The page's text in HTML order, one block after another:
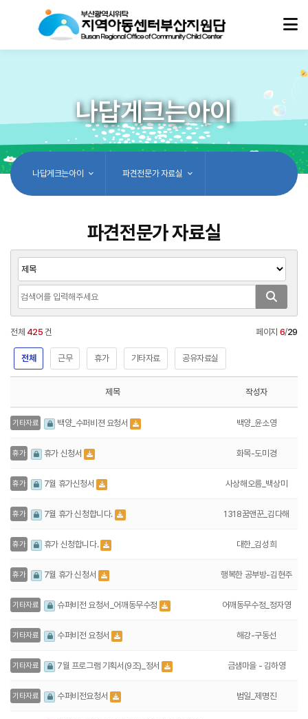
나답게크는아이
나답게크는아이 파견전문가 자료실
파견전문가 자료실
전체 425 건 페이지 6/29
전체 근무 휴가 기타자료 공유자료실
제목 작성자
기타자료 백양_수퍼비젼 요청서 백양_윤소영
휴가 휴가 신청서 화목-도미경
휴가 7월 휴가신청서 사상해오름_백상미
휴가 7월 휴가 신청합니다. 1318꿈앤꾼_김다해
휴가 휴가 신청합니다. 대한_김성희
휴가 7월 휴가 신청서 행복한 공부방-김현주
기타자료 슈퍼비전 요청서_어깨동무수정 어깨동무수정_정자영
기타자료 수퍼비전 요청서 해강-구동선
기타자료 7월 프로그램 기획서(9조)_정서 금샘마을 - 김하영
기타자료 수퍼비전요청서 범일_제명진